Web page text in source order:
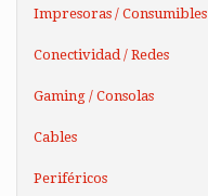
Impresoras / Consumibles
Conectividad / Redes
Gaming / Consolas
Cables
Periféricos